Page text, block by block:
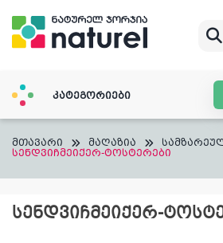
content
კატეგორიები
მთავარი მაღაზია
სენდვიჩმეიქერ-ტოსტერები
ᲡᲔᲜᲓᲕᲘᲩᲛᲔᲘᲥᲔᲠ-